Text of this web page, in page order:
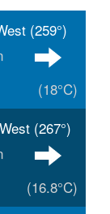
(259°)
(18°C)
(267°)
(16.8°C)